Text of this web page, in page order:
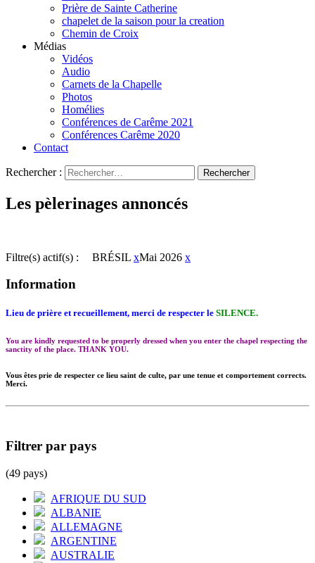
Prière de Sainte Catherine
chapelet de la saison pour la creation
Chemin de Croix
Médias
Vidéos
Audio
Carnets de la Chapelle
Photos
Homélies
Conférences de Carême 2021
Conférences Carême 2020
Contact
Rechercher :
Les pèlerinages annoncés
Filtre(s) actif(s) : BRÉSIL xMai 2026 x
Information
Lieu de prière et recueillement, merci de respecter le SILENCE.
You are kindly requested to be properly dressed when you enter the chapel respecting the
sanctity of the place. THANK YOU.
Vous êtes prie de respecter ce lieu saint de culte, par une tenue et comportement corrects.
Merci.
Filtrer par pays
(49 pays)
AFRIQUE DU SUD
ALBANIE
ALLEMAGNE
ARGENTINE
AUSTRALIE